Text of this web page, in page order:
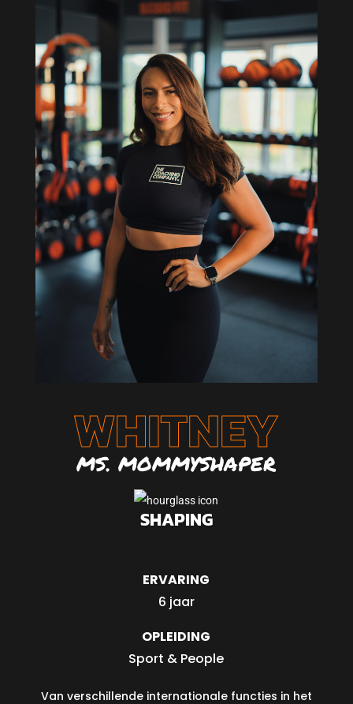
WHITNEY
MS. MOMMYSHAPER
SHAPING
ERVARING
6 jaar
OPLEIDING
Sport & People
Van verschillende internationale functies in het